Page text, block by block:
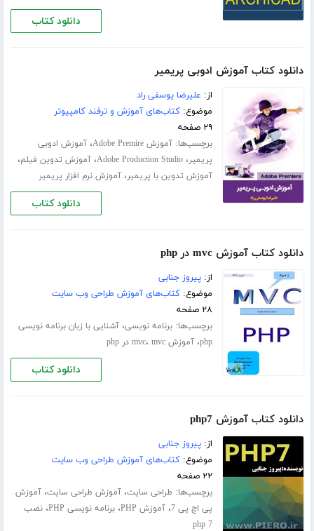
دانلود کتاب
دانلود کتاب آموزش ادوبی پریمیر
از: علیرضا یوسفی راد
موضوع:کتاب‌های آموزش و ترفند کامپیوتر
۲۹ صفحه
برچسب‌ها:آموزش Adobe Premire ،آموزش ادوبی
پریمیر،Adobe Production Studio،آموزش تدوین فیلم،
آموزش تدوین با پریمیر،آموزش نرم افزار پریمیر
دانلود کتاب
دانلود کتاب آموزش mvc در php
از:پیروز جنابی
موضوع:کتاب‌های آموزش طراحی وب سایت
۲۸ صفحه
برچسب‌ها:برنامه نویسی،آشنایی با زبان برنامه نویسی
php،آموزش mvc ، mvc در php
دانلود کتاب
دانلود کتاب آموزش php7
از:پیروز جنابی
موضوع:کتاب‌های آموزش طراحی وب سایت
۲۲ صفحه
برچسب‌ها: طراحی سایت،آموزش طراحی سایت،آموزش
پی اچ پی 7 ،آموزش PHP ،برنامه نویسی PHP ،نصب
php 7